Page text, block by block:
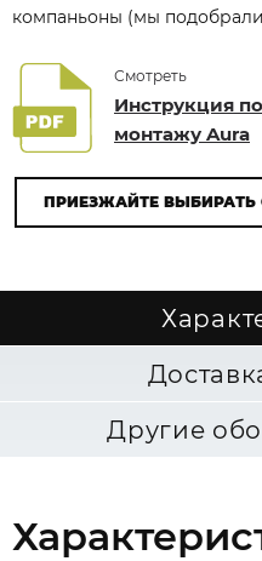
компаньоны (мы подобрали
Смотреть
Инструкция по
монтажу Aura
ПРИЕЗЖАЙТЕ
Другие